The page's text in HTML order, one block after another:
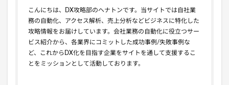
こんにちは、DX攻略部のヘナトンです。当サイトでは自社業
務の自動化、アクセス解析、売上分析などビジネスに特化した
攻略情報をお届けしています。会社業務の自動化に役立つサー
ビス紹介から、各業界にコミットした成功事例/失敗事例な
ど、これからDX化を目指す企業をサイトを通して支援するこ
とをミッションとして活動しております。